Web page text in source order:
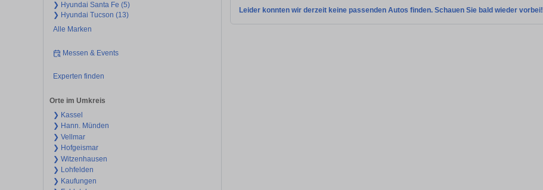
❯ Hyundai Santa Fe (5)
❯ Hyundai Tucson (13)
Alle Marken
Messen & Events
Experten finden
Orte im Umkreis
❯ Kassel
❯ Hann. Münden
❯ Vellmar
❯ Hofgeismar
❯ Witzenhausen
❯ Lohfelden
❯ Kaufungen
Leider konnten wir derzeit keine passenden Autos finden. Schauen Sie bald wieder vorbei!